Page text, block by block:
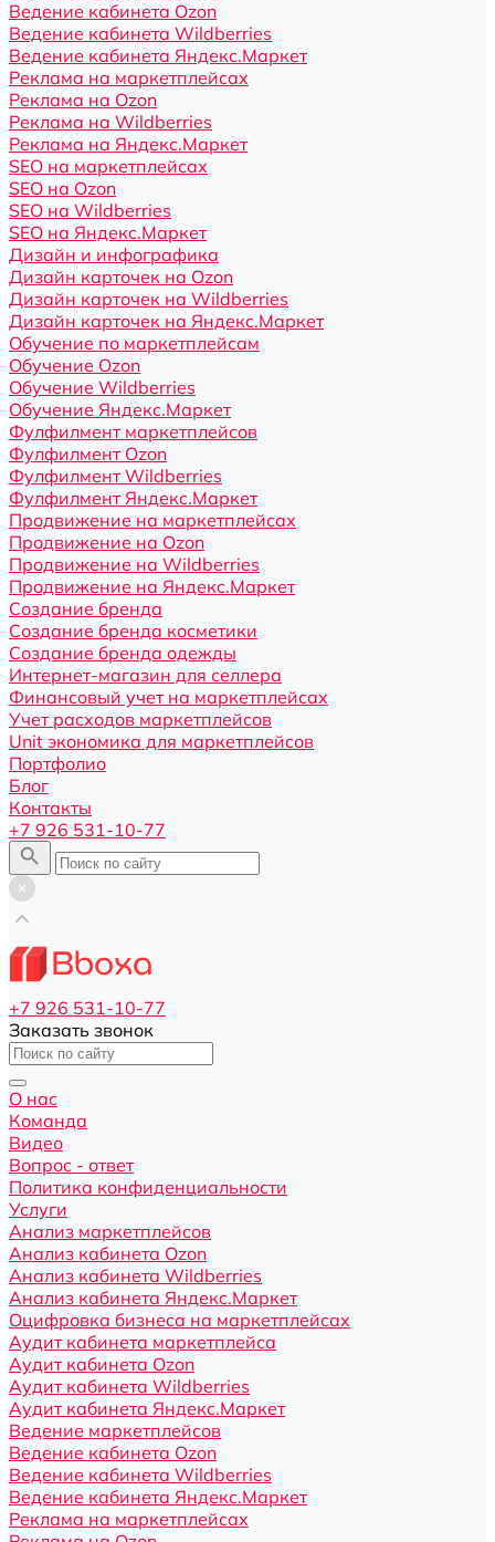
Ведение кабинета Ozon
Ведение кабинета Wildberries
Ведение кабинета Яндекс.Маркет
Реклама на маркетплейсах
Реклама на Ozon
Реклама на Wildberries
Реклама на Яндекс.Маркет
SEO на маркетплейсах
SEO на Ozon
SEO на Wildberries
SEO на Яндекс.Маркет
Дизайн и инфографика
Дизайн карточек на Ozon
Дизайн карточек на Wildberries
Дизайн карточек на Яндекс.Маркет
Обучение по маркетплейсам
Обучение Ozon
Обучение Wildberries
Обучение Яндекс.Маркет
Фулфилмент маркетплейсов
Фулфилмент Ozon
Фулфилмент Wildberries
Фулфилмент Яндекс.Маркет
Продвижение на маркетплейсах
Продвижение на Ozon
Продвижение на Wildberries
Продвижение на Яндекс.Маркет
Создание бренда
Создание бренда косметики
Создание бренда одежды
Интернет-магазин для селлера
Финансовый учет на маркетплейсах
Учет расходов маркетплейсов
Unit экономика для маркетплейсов
Портфолио
Блог
Контакты
+7 926 531-10-77
+7 926 531-10-77
Заказать звонок
О нас
Команда
Видео
Вопрос - ответ
Политика конфиденциальности
Услуги
Анализ маркетплейсов
Анализ кабинета Ozon
Анализ кабинета Wildberries
Анализ кабинета Яндекс.Маркет
Оцифровка бизнеса на маркетплейсах
Аудит кабинета маркетплейса
Аудит кабинета Ozon
Аудит кабинета Wildberries
Аудит кабинета Яндекс.Маркет
Ведение маркетплейсов
Ведение кабинета Ozon
Ведение кабинета Wildberries
Ведение кабинета Яндекс.Маркет
Реклама на маркетплейсах